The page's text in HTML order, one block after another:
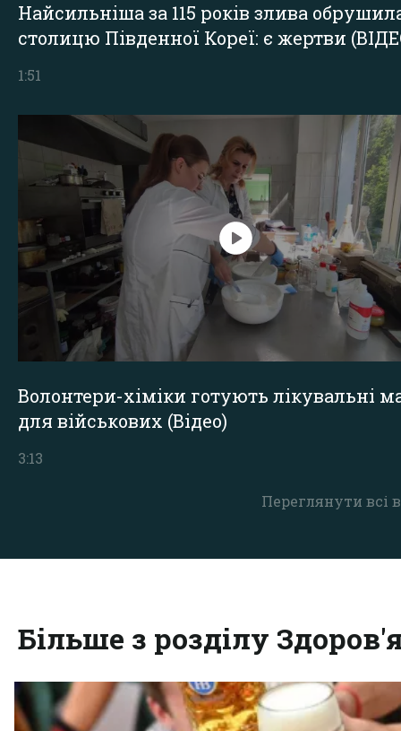
Переглянути всі
Найсильніша за 115 років злива
столицю Південної Кореї: є жертви
1:51
Волонтери-хіміки готують лікувальні
для військових (Відео)
3:13
Більше з розділу